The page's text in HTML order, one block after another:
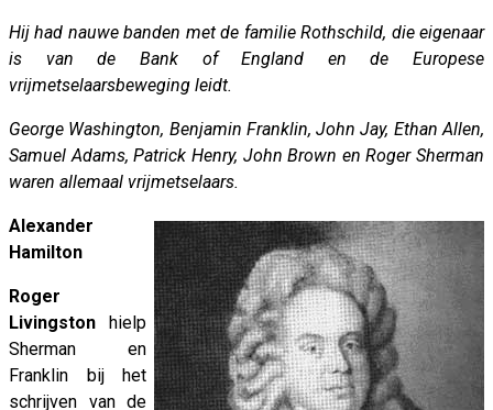
Hij had nauwe banden met de familie Rothschild, die eigenaar
is van de Bank of England en de Europese
vrijmetselaarsbeweging leidt.
George Washington, Benjamin Franklin, John Jay, Ethan Allen,
Samuel Adams, Patrick Henry, John Brown en Roger Sherman
waren allemaal vrijmetselaars.
Alexander
Hamilton
Roger
Livingston hielp
Sherman en
Franklin bij het
schrijven van de